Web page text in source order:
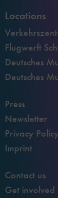
Locations
Flugwerft
Deutsches
Deutsches
Press
Newsletter
Privacy Policy
Imprint
Contact us
Get involved